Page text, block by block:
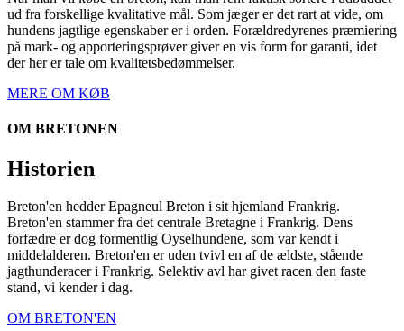
ud fra forskellige kvalitative mål. Som jæger er det rart at vide, om
hundens jagtlige egenskaber er i orden. Forældredyrenes præmiering
på mark- og apporteringsprøver giver en vis form for garanti, idet
der her er tale om kvalitetsbedømmelser.
MERE OM KØB
OM BRETONEN
Historien
Breton'en hedder Epagneul Breton i sit hjemland Frankrig.
Breton'en stammer fra det centrale Bretagne i Frankrig. Dens
forfædre er dog formentlig Oyselhundene, som var kendt i
middelalderen. Breton'en er uden tvivl en af de ældste, stående
jagthunderacer i Frankrig. Selektiv avl har givet racen den faste
stand, vi kender i dag.
OM BRETON'EN